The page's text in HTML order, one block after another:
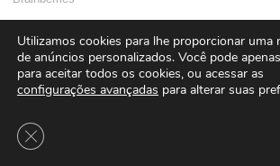
Utilizamos cookies para lhe proporcionar uma
de anúncios personalizados. Você pode
para aceitar todos os cookies, ou acessar as
configurações avançadas para alterar suas
Close GDPR Cookie Banner